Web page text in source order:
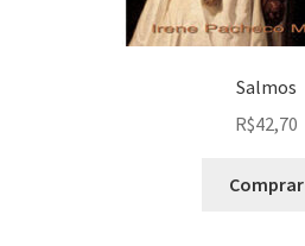
Salmos
R$42,70
Comprar